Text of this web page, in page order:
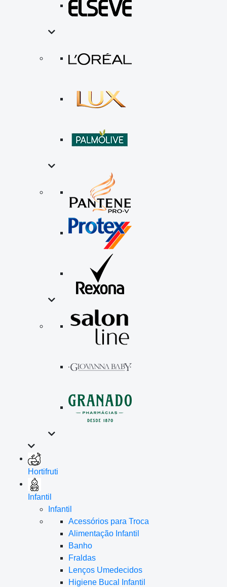
Hortifruti
Infantil
Infantil
Acessórios para Troca
Alimentação Infantil
Banho
Fraldas
Lenços Umedecidos
Higiene Bucal Infantil